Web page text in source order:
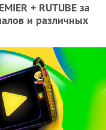
+ RUTUBE за
и различных